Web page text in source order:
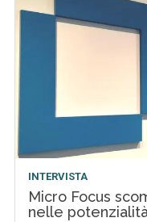
INTERVISTA
Micro Focus
nelle